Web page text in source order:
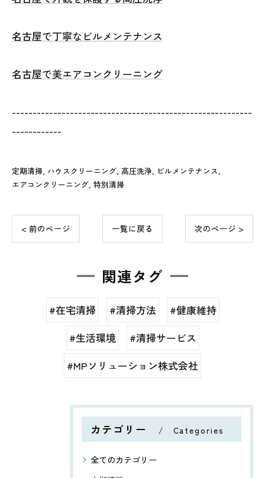
名古屋で丁寧なビルメンテナンス
名古屋で美エアコンクリーニング
----------------------------------------------------------
------------
定期清掃 ハウスクリーニング 高圧洗浄
ビルメンテナンス
エアコンクリーニング 特別清掃
< 前のページ 一覧に戻る 次のページ >
関連タグ
#在宅清掃 #清掃方法
#健康維持
#生活環境
#清掃サービス
#MPソリューション株式会社
カテゴリー Categories
全てのカテゴリー